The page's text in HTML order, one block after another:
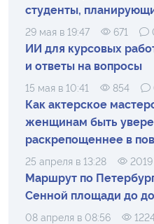
студенты,
29 мая в 19:47 671
ИИ для курсовых
и ответы на вопросы
15 мая в 10:41 854
Как актерское
женщинам быть
раскрепощеннее в
25 апреля в 13:28 2019
Маршрут по
Сенной площади до
08 апреля в 08:56